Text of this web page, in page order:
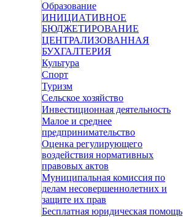
Образование
ИНИЦИАТИВНОЕ
БЮДЖЕТИРОВАНИЕ
ЦЕНТРАЛИЗОВАННАЯ
БУХГАЛТЕРИЯ
Культура
Спорт
Туризм
Сельское хозяйство
Инвестиционная деятельность
Малое и среднее
предпринимательство
Оценка регулирующего
воздействия нормативных
правовых актов
Муниципальная комиссия по
делам несовершеннолетних и
защите их прав
Бесплатная юридическая помощь